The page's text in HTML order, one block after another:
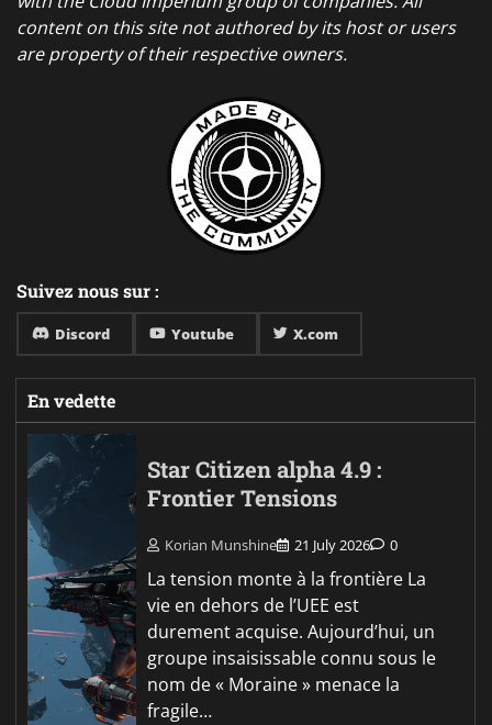
content on this site not authored by its host or users
are property of their respective owners.
Suivez nous sur :
Discord Youtube X.com
En vedette
Star Citizen alpha 4.9 :
Frontier Tensions
Korian Munshine 21 July 2026 0
La tension monte à la frontière La
vie en dehors de l’UEE est
durement acquise. Aujourd’hui, un
groupe insaisissable connu sous le
nom de « Moraine » menace la
fragile…